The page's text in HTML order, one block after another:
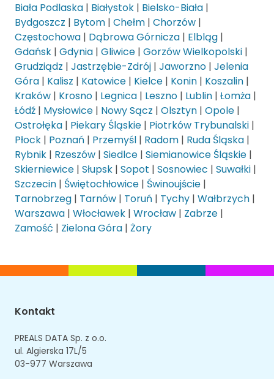
Biała Podlaska | Białystok | Bielsko-Biała |
Bydgoszcz | Bytom | Chełm | Chorzów |
Częstochowa | Dąbrowa Górnicza | Elbląg |
Gdańsk | Gdynia | Gliwice | Gorzów Wielkopolski |
Grudziądz | Jastrzębie-Zdrój | Jaworzno | Jelenia
Góra | Kalisz | Katowice | Kielce | Konin | Koszalin |
Kraków | Krosno | Legnica | Leszno | Lublin | Łomża |
Łódź | Mysłowice | Nowy Sącz | Olsztyn | Opole |
Ostrołęka | Piekary Śląskie | Piotrków Trybunalski |
Płock | Poznań | Przemyśl | Radom | Ruda Śląska |
Rybnik | Rzeszów | Siedlce | Siemianowice Śląskie |
Skierniewice | Słupsk | Sopot | Sosnowiec | Suwałki |
Szczecin | Świętochłowice | Świnoujście |
Tarnobrzeg | Tarnów | Toruń | Tychy | Wałbrzych |
Warszawa | Włocławek | Wrocław | Zabrze |
Zamość | Zielona Góra | Żory
Kontakt
PREALS DATA Sp. z o.o.
ul. Algierska 17L/5
03-977 Warszawa